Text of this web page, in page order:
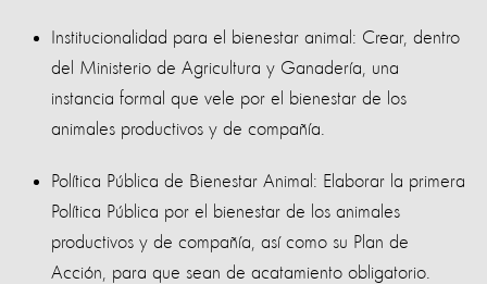
Institucionalidad para el bienestar animal: Crear, dentro
del Ministerio de Agricultura y Ganadería, una
instancia formal que vele por el bienestar de los
animales productivos y de compañía.
Política Pública de Bienestar Animal: Elaborar la primera
Política Pública por el bienestar de los animales
productivos y de compañía, así como su Plan de
Acción, para que sean de acatamiento obligatorio.